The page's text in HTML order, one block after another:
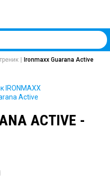
Ironmaxx Guarana Active
ACTIVE -